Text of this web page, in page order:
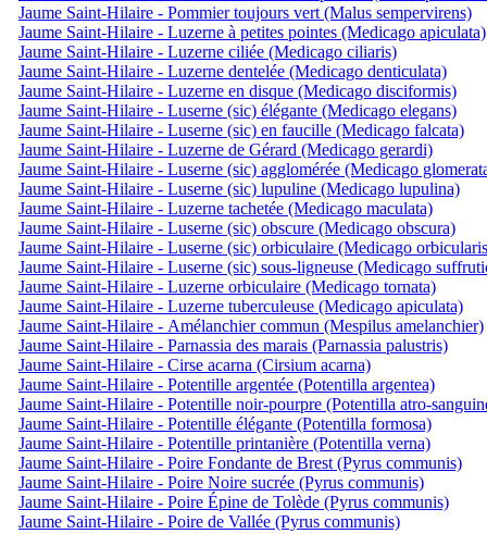
Jaume Saint-Hilaire - Pommier toujours vert (Malus sempervirens)
Jaume Saint-Hilaire - Luzerne à petites pointes (Medicago apiculata)
Jaume Saint-Hilaire - Luzerne ciliée (Medicago ciliaris)
Jaume Saint-Hilaire - Luzerne dentelée (Medicago denticulata)
Jaume Saint-Hilaire - Luzerne en disque (Medicago disciformis)
Jaume Saint-Hilaire - Luserne (sic) élégante (Medicago elegans)
Jaume Saint-Hilaire - Luserne (sic) en faucille (Medicago falcata)
Jaume Saint-Hilaire - Luzerne de Gérard (Medicago gerardi)
Jaume Saint-Hilaire - Luserne (sic) agglomérée (Medicago
Jaume Saint-Hilaire - Luserne (sic) lupuline (Medicago lupulina)
Jaume Saint-Hilaire - Luzerne tachetée (Medicago maculata)
Jaume Saint-Hilaire - Luserne (sic) obscure (Medicago obscura)
Jaume Saint-Hilaire - Luserne (sic) orbiculaire (Medicago
Jaume Saint-Hilaire - Luserne (sic) sous-ligneuse (Medicago
Jaume Saint-Hilaire - Luzerne orbiculaire (Medicago tornata)
Jaume Saint-Hilaire - Luzerne tuberculeuse (Medicago apiculata)
Jaume Saint-Hilaire - Amélanchier commun (Mespilus amelanchier)
Jaume Saint-Hilaire - Parnassia des marais (Parnassia palustris)
Jaume Saint-Hilaire - Cirse acarna (Cirsium acarna)
Jaume Saint-Hilaire - Potentille argentée (Potentilla argentea)
Jaume Saint-Hilaire - Potentille noir-pourpre (Potentilla atro-
Jaume Saint-Hilaire - Potentille élégante (Potentilla formosa)
Jaume Saint-Hilaire - Potentille printanière (Potentilla verna)
Jaume Saint-Hilaire - Poire Fondante de Brest (Pyrus communis)
Jaume Saint-Hilaire - Poire Noire sucrée (Pyrus communis)
Jaume Saint-Hilaire - Poire Épine de Tolède (Pyrus communis)
Jaume Saint-Hilaire - Poire de Vallée (Pyrus communis)